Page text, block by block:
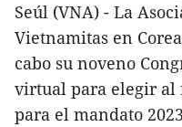
Seúl (VNA) - La
Vietnamitas en
cabo su noveno
virtual para elegir al
para el mandato